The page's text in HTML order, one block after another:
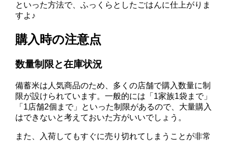
といった方法で、ふっくらとしたごはんに仕上がりま
すよ♪
購入時の注意点
数量制限と在庫状況
備蓄米は人気商品のため、多くの店舗で購入数量に制
限が設けられています。一般的には「1家族1袋まで」
「1店舗2個まで」といった制限があるので、大量購入
はできないと考えておいた方がいいでしょう。
また、入荷してもすぐに売り切れてしまうことが非常